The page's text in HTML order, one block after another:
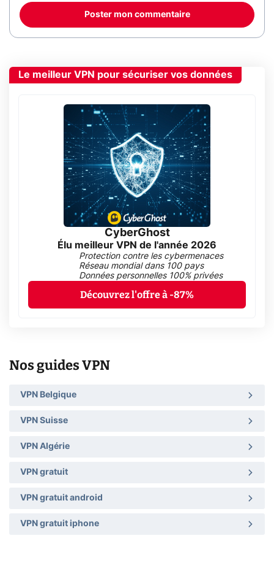
Poster mon commentaire
Le meilleur VPN pour sécuriser vos données
CyberGhost
Élu meilleur VPN de l'année 2026
Protection contre les cybermenaces
Réseau mondial dans 100 pays
Données personnelles 100% privées
Découvrez l'offre à -87%
Nos guides VPN
VPN Belgique
VPN Suisse
VPN Algérie
VPN gratuit
VPN gratuit android
VPN gratuit iphone